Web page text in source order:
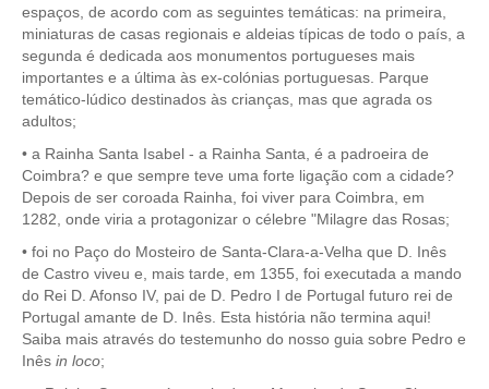
Blog
Informações úteis
Contactos
espaços, de acordo com as seguintes temáticas: na primeira,
miniaturas de casas regionais e aldeias típicas de todo o país, a
segunda é dedicada aos monumentos portugueses mais
importantes e a última às ex-colónias portuguesas. Parque
temático-lúdico destinados às crianças, mas que agrada os
adultos;
• a Rainha Santa Isabel - a Rainha Santa, é a padroeira de
Coimbra? e que sempre teve uma forte ligação com a cidade?
Depois de ser coroada Rainha, foi viver para Coimbra, em
1282, onde viria a protagonizar o célebre "Milagre das Rosas;
• foi no Paço do Mosteiro de Santa-Clara-a-Velha que D. Inês
de Castro viveu e, mais tarde, em 1355, foi executada a mando
do Rei D. Afonso IV, pai de D. Pedro I de Portugal futuro rei de
Portugal amante de D. Inês. Esta história não termina aqui!
Saiba mais através do testemunho do nosso guia sobre Pedro e
Inês in loco;